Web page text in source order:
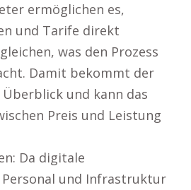
ermöglichen es,
und Tarife direkt
was den Prozess
Damit bekommt der
und kann das
Preis und Leistung
Da digitale
und Infrastruktur